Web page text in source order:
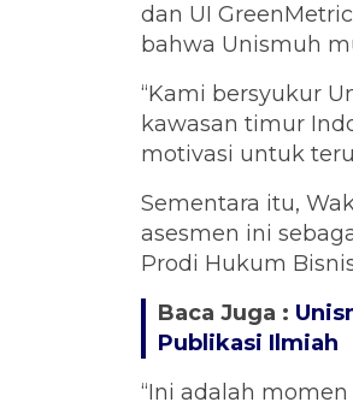
dan UI
bahwa Unismuh
“Kami bersyukur
kawasan timur
motivasi untuk
Sementara itu,
asesmen ini
Prodi Hukum
Baca Juga :
Publikasi Ilmiah
“Ini adalah